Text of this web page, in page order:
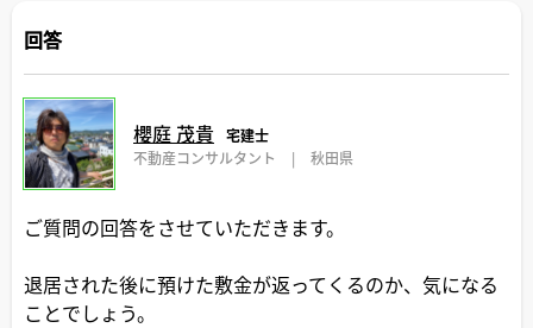
回答
櫻庭 茂貴 宅建士
不動産コンサルタント
| 秋田県
ご質問の回答をさせていただきます。
退居された後に預けた敷金が返ってくるのか、気になる
ことでしょう。